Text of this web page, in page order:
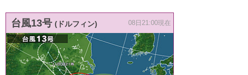
台風13号 (ドルフィン) 08日21:00現在